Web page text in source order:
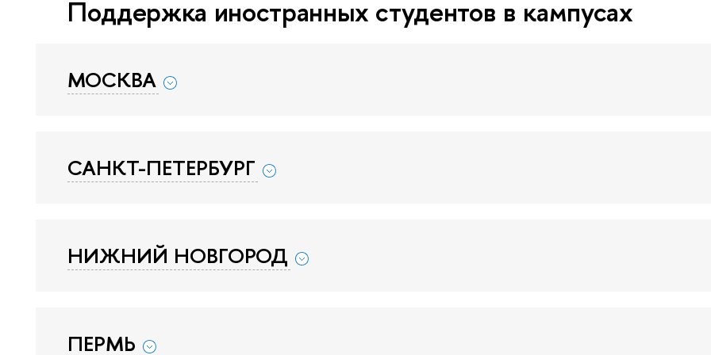
Поддержка иностранных студентов в кампусах
МОСКВА
САНКТ-ПЕТЕРБУРГ
НИЖНИЙ НОВГОРОД
ПЕРМЬ